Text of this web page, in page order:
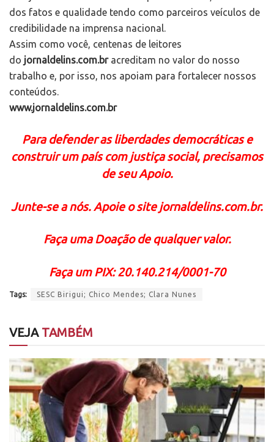
dos fatos e qualidade tendo como parceiros veículos de
credibilidade na imprensa nacional.
Assim como você, centenas de leitores
do jornaldelins.com.bracreditam no valor do nosso
trabalho e, por isso, nos apoiam para fortalecer nossos
conteúdos.
www.jornaldelins.com.br
Para defender as liberdades democráticas e
construir um país com justiça social, precisamos
de seu Apoio.
Junte-se a nós. Apoie o site jornaldelins.com.br.
Faça uma Doação de qualquer valor.
Faça um PIX: 20.140.214/0001-70
Tags: SESC Birigui; Chico Mendes; Clara Nunes
VEJATAMBÉM